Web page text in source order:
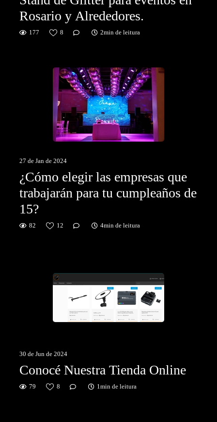
Rosario y Alrededores.
177 8 2min de leitura
27 de Jan de 2024
¿Cómo elegir las empresas que
trabajarán para tu cumpleaños de
15?
82 12 4min de leitura
30 de Jun de 2024
Conocé Nuestra Tienda Online
79 8 1min de leitura